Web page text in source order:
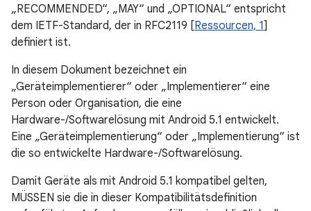
„RECOMMENDED“, „MAY“ und „OPTIONAL“ entspricht
dem IETF-Standard, der in RFC2119 [Ressourcen, 1]
definiert ist.
In diesem Dokument bezeichnet ein
„Geräteimplementierer“ oder „Implementierer“ eine
Person oder Organisation, die eine
Hardware-/Softwarelösung mit Android 5.1 entwickelt.
Eine „Geräteimplementierung“ oder „Implementierung“ ist
die so entwickelte Hardware-/Softwarelösung.
Damit Geräte als mit Android 5.1 kompatibel gelten,
MÜSSEN sie die in dieser Kompatibilitätsdefinition